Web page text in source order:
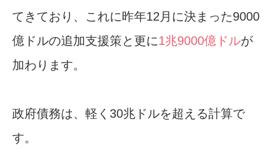
てきており、これに昨年12月に決まった9000
億ドルの追加支援策と更に1兆9000億ドルが
加わります。
政府債務は、軽く30兆ドルを超える計算で
す。